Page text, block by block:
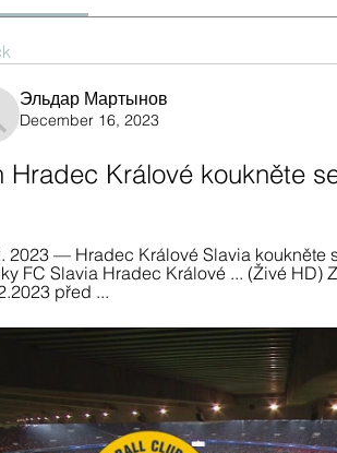
Эльдар Мартынов
December 16, 2023
Hradec Králové koukněte
2023 — Hradec Králové Slavia koukněte
FC Slavia Hradec Králové ... (Živé HD)
před ...